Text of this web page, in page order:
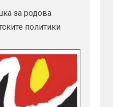
за родова
политики